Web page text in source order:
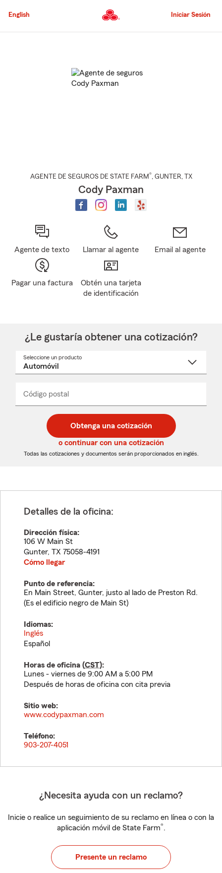
al
principal
English Iniciar Sesión
AGENTE DE SEGUROS DE STATE FARM®, GUNTER, TX
Cody Paxman
Agente de texto Llamar al agente Email al agente
Pagar una factura
Obtén una tarjeta
de identificación
¿Le gustaría obtener una cotización?
Seleccione un producto
desplegable
Código postal
de
5
dígitos
de
5
dígitos
_____
Obtenga una cotización
o continuar con una cotización
Todas las cotizaciones y documentos serán proporcionados en inglés.
Detalles de la oficina:
Dirección física:
106 W Main St
Gunter, TX 75058-4191
Cómo llegar
Punto de referencia:
En Main Street, Gunter, justo al lado de Preston Rd.
(Es el edificio negro de Main St)
Idiomas:
Inglés
Español
Horas de oficina (CST):
Lunes - viernes de 9:00 AM a 5:00 PM
Después de horas de oficina con cita previa
Sitio web:
www.codypaxman.com
Teléfono:
903-207-4051
¿Necesita ayuda con un reclamo?
Inicie o realice un seguimiento de su reclamo en línea o con la
aplicación móvil de State Farm®.
Presente un reclamo